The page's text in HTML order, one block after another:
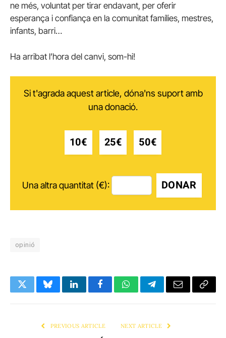
ne més, voluntat per tirar endavant, per oferir
esperança i confiança en la comunitat famílies, mestres,
infants, barri…
Ha arribat l’hora del canvi, som-hi!
Si t'agrada aquest article, dóna'ns suport amb
una donació.
10€ 25€ 50€
Una altra quantitat (€): DONAR
opinió
TwitterBlueskyLinkedInFacebookWhatsAppTelegramEmail Copy
PREVIOUS ARTICLE NEXT ARTICLE